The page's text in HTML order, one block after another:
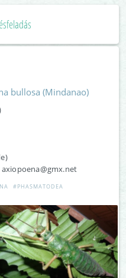
bullosa (Mindanao)
#PHASMATODEA